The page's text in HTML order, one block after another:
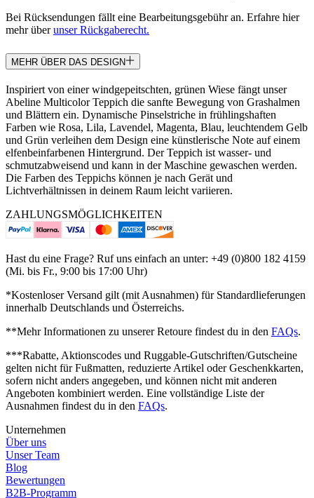
Bei Rücksendungen fällt eine Bearbeitungsgebühr an. Erfahre hier
mehr überunser Rückgaberecht.
MEHR ÜBER DAS DESIGN
Inspiriert von einer windgepeitschten, grünen Wiese fängt unser
Abeline Multicolor Teppich die sanfte Bewegung von Grashalmen
und Blättern ein. Dynamische Pinselstriche in frühlingshaften
Farben wie Rosa, Lila, Lavendel, Magenta, Blau, leuchtendem Gelb
und Grün verleihen dem Design eine künstlerische Note auf einem
elfenbeinfarbenen Hintergrund. Der Teppich ist wasser- und
schmutzabweisend und kann in der Maschine gewaschen werden.
Die Farben des Teppichs können je nach Gerät und
Lichtverhältnissen in deinem Raum leicht variieren.
ZAHLUNGSMÖGLICHKEITEN
Hast du eine Frage? Ruf uns einfach an unter: +49 (0)800 182 4159
(Mi. bis Fr., 9:00 bis 17:00 Uhr)
*Kostenloser Versand gilt (mit Ausnahmen) für Standardlieferungen
innerhalb Deutschlands und Österreichs.
**Mehr Informationen zu unserer Retoure findest du in den FAQs.
***Rabatte, Aktionscodes und Ruggable-Gutschriften/Gutscheine
gelten nicht für Fußmatten, reduzierte Artikel oder Geschenkkarten,
sofern nicht anders angegeben, und können nicht mit anderen
Angeboten kombiniert werden. Eine vollständige Liste der
Ausnahmen findest du in den FAQs.
Unternehmen
Über uns
Unser Team
Blog
Bewertungen
B2B-Programm